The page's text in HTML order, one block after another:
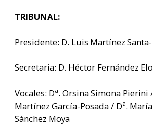
TRIBUNAL:
Presidente: D. Luis Martínez
Secretaria: D. Héctor Fernández
Vocales: Dª. Orsina Simona Pierini
Martínez García-Posada / Dª.
Sánchez Moya